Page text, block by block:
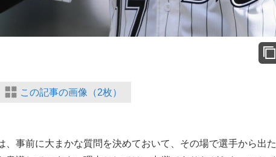
この記事の画像（2枚）
事前に大まかな質問を決めておいて、その場で選手から出た